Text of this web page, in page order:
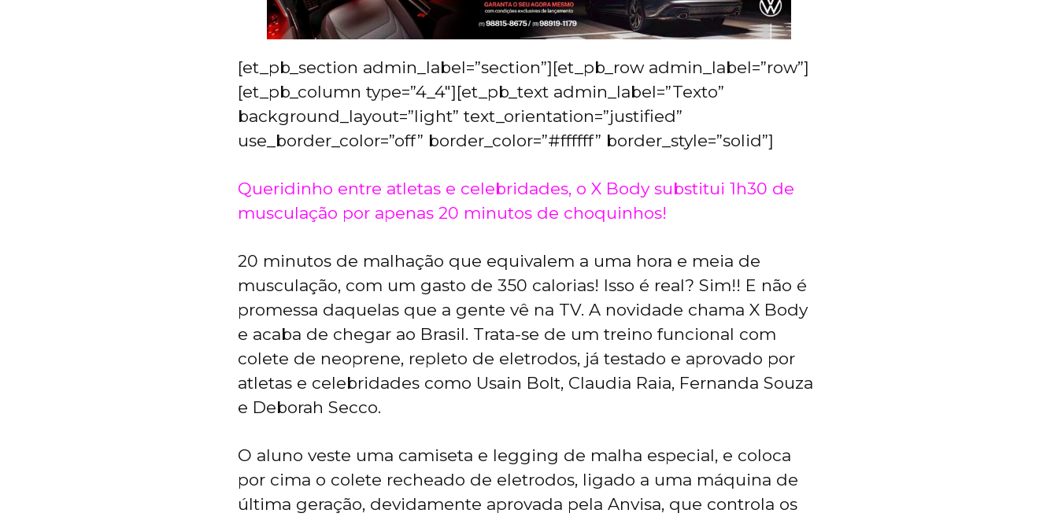
[et_pb_section admin_label=”section”][et_pb_row admin_label=”row”]
[et_pb_column type=”4_4″][et_pb_text admin_label=”Texto”
background_layout=”light” text_orientation=”justified”
use_border_color=”off” border_color=”#ffffff” border_style=”solid”]
Queridinho entre atletas e celebridades, o X Body substitui 1h30 de
musculação por apenas 20 minutos de choquinhos!
20 minutos de malhação que equivalem a uma hora e meia de
musculação, com um gasto de 350 calorias! Isso é real? Sim!! E não é
promessa daquelas que a gente vê na TV. A novidade chama X Body
e acaba de chegar ao Brasil. Trata-se de um treino funcional com
colete de neoprene, repleto de eletrodos, já testado e aprovado por
atletas e celebridades como Usain Bolt, Claudia Raia, Fernanda Souza
e Deborah Secco.
O aluno veste uma camiseta e legging de malha especial, e coloca
por cima o colete recheado de eletrodos, ligado a uma máquina de
última geração, devidamente aprovada pela Anvisa, que controla os